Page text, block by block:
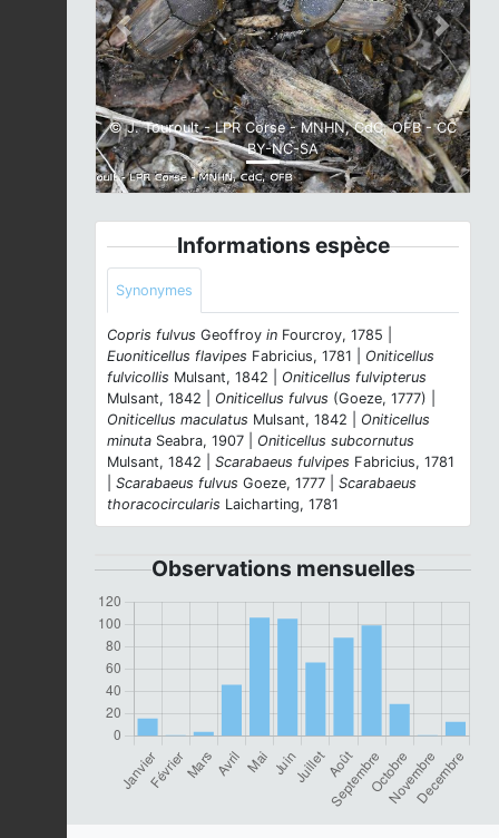
© J. Touroult - LPR Corse - MNHN, CdC, OFB - CC
BY-NC-SA
Previous Next
Informations espèce
Synonymes
Copris fulvus Geoffroy in Fourcroy, 1785 |
Euoniticellus flavipes Fabricius, 1781 | Oniticellus
fulvicollis Mulsant, 1842 | Oniticellus fulvipterus
Mulsant, 1842 | Oniticellus fulvus (Goeze, 1777) |
Oniticellus maculatus Mulsant, 1842 | Oniticellus
minuta Seabra, 1907 | Oniticellus subcornutus
Mulsant, 1842 | Scarabaeus fulvipes Fabricius, 1781
Scarabaeus fulvus Goeze, 1777 | Scarabaeus
thoracocircularis Laicharting, 1781
Observations mensuelles